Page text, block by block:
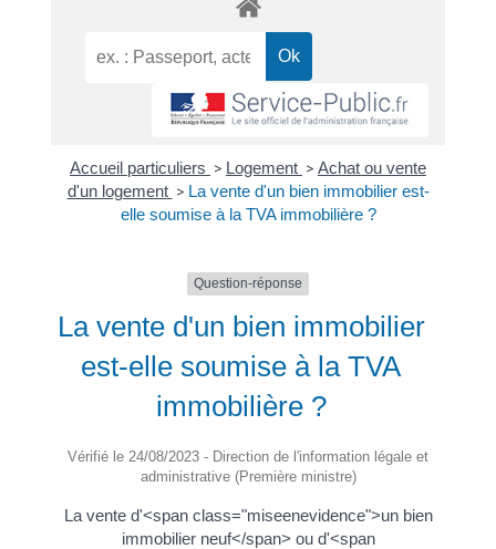
Accueil particuliers > Logement > Achat ou vente
d'un logement > La vente d'un bien immobilier est-
elle soumise à la TVA immobilière ?
Question-réponse
La vente d'un bien immobilier
est-elle soumise à la TVA
immobilière ?
Vérifié le 24/08/2023 - Direction de l'information légale et
administrative (Première ministre)
La vente d'<span class="miseenevidence">un bien
immobilier neuf</span> ou d'<span